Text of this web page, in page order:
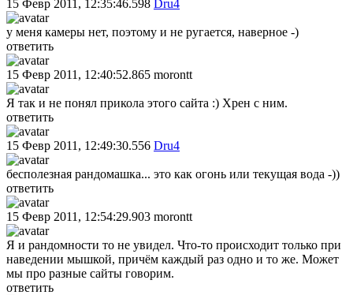
15 Февр 2011, 12:35:46.598 Dru4
у меня камеры нет, поэтому и не ругается, наверное -)
ответить
15 Февр 2011, 12:40:52.865 morontt
Я так и не понял прикола этого сайта :) Хрен с ним.
ответить
15 Февр 2011, 12:49:30.556 Dru4
бесполезная рандомашка... это как огонь или текущая вода -))
ответить
15 Февр 2011, 12:54:29.903 morontt
Я и рандомности то не увидел. Что-то происходит только при
наведении мышкой, причём каждый раз одно и то же. Может
мы про разные сайты говорим.
ответить